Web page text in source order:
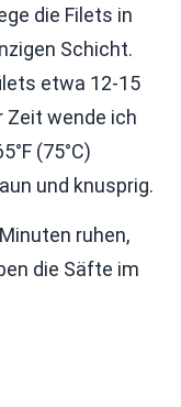
die Filets in
Schicht.
etwa 12-15
Zeit wende ich
(75°C)
und knusprig.
ruhen,
die Säfte im